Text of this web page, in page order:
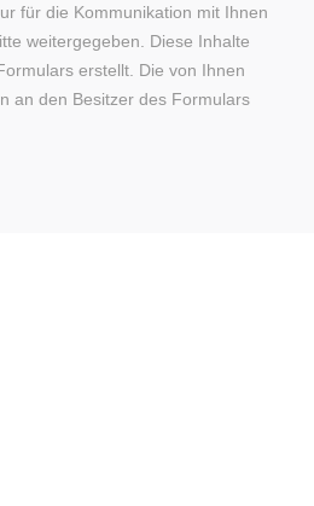
für die Kommunikation mit Ihnen
weitergegeben. Diese Inhalte
erstellt. Die von Ihnen
an den Besitzer des Formulars